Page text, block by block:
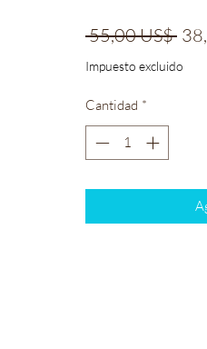
55,00 US$
Impuesto excluido
Cantidad *